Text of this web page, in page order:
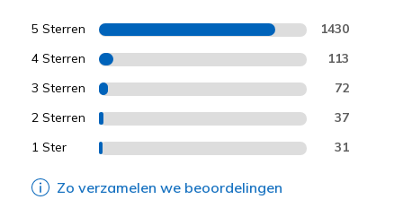
5 Sterren 1430
4 Sterren 113
3 Sterren 72
2 Sterren 37
1 Ster 31
Zo verzamelen we beoordelingen